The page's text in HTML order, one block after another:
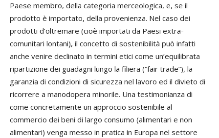
Paese membro, della categoria merceologica, e, se il
prodotto è importato, della provenienza. Nel caso dei
prodotti d’oltremare (cioè importati da Paesi extra-
comunitari lontani), il concetto di sostenibilità può infatti
anche venire declinato in termini etici come un’equilibrata
ripartizione dei guadagni lungo la filiera (“fair trade”), la
garanzia di condizioni di sicurezza nel lavoro ed il divieto di
ricorrere a manodopera minorile. Una testimonianza di
come concretamente un approccio sostenibile al
commercio dei beni di largo consumo (alimentari e non
alimentari) venga messo in pratica in Europa nel settore